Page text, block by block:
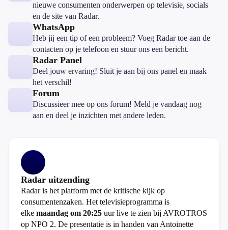
nieuwe consumenten onderwerpen op televisie, socials
en de site van Radar.
WhatsApp
Heb jij een tip of een probleem? Voeg Radar toe aan de
contacten op je telefoon en stuur ons een bericht.
Radar Panel
Deel jouw ervaring! Sluit je aan bij ons panel en maak
het verschil!
Forum
Discussieer mee op ons forum! Meld je vandaag nog
aan en deel je inzichten met andere leden.
Radar uitzending
Radar is het platform met de kritische kijk op
consumentenzaken. Het televisieprogramma is
elke maandag om 20:25 uur live te zien bij AVROTROS
op NPO 2. De presentatie is in handen van Antoinette